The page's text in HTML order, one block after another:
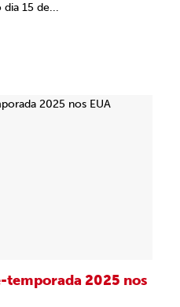
15 de...
temporada 2025 nos